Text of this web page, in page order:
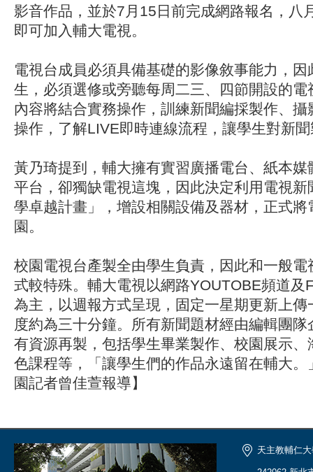
影音作品，並於7月15日前完成網路報名，八
即可加入輔大電視。
電視台成員必須具備基礎的影像敘事能力，
生，必須選修或旁聽每周二三、四節開設的電
內容將結合實務操作，訓練新聞編採製作、
操作，了解LIVE即時連線流程，讓學生對新
黃乃琦提到，輔大擁有實習廣播電台、紙本媒
平台，卻獨缺電視這塊，因此決定利用電視新
學卓越計畫」，增設相關設備及器材，正式將
園。
校園電視台產製全由學生負責，因此和一般電
式較特殊。輔大電視以網路YOUTOBE頻道及
為主，以週報方式呈現，固定一星期更新上傳
度約為三十分鐘。所有新聞題材經由編輯團
有資源再製，包括學生畢業製作、校園展示、
色課程等，「讓學生們的作品永遠留在輔大。
園記者曾佳萱報導】
天主教輔仁